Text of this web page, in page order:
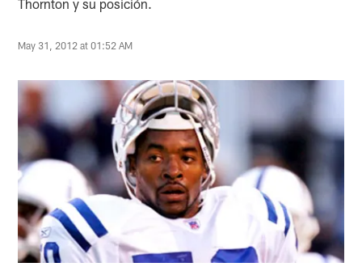
Thornton y su posición.
May 31, 2012 at 01:52 AM